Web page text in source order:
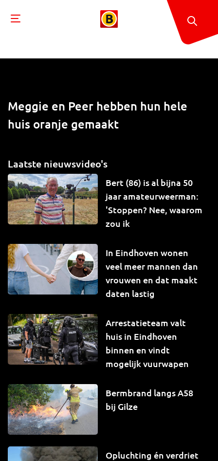
Meggie en Peer hebben hun hele
huis oranje gemaakt
Laatste nieuwsvideo's
Bert (86) is al bijna 50
jaar amateurweerman:
'Stoppen? Nee, waarom
zou ik
In Eindhoven wonen
veel meer mannen dan
vrouwen en dat maakt
daten lastig
Arrestatieteam valt
huis in Eindhoven
binnen en vindt
mogelijk vuurwapen
Bermbrand langs A58
bij Gilze
Opluchting én verdriet